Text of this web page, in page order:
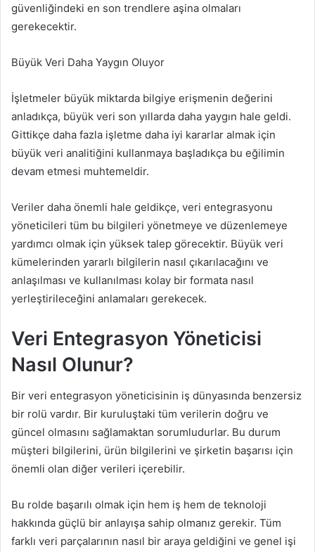
güvenliğindeki en son trendlere aşina olmaları
gerekecektir.
Büyük Veri Daha Yaygın Oluyor
İşletmeler büyük miktarda bilgiye erişmenin değerini
anladıkça, büyük veri son yıllarda daha yaygın hale geldi.
Gittikçe daha fazla işletme daha iyi kararlar almak için
büyük veri analitiğini kullanmaya başladıkça bu eğilimin
devam etmesi muhtemeldir.
Veriler daha önemli hale geldikçe, veri entegrasyonu
yöneticileri tüm bu bilgileri yönetmeye ve düzenlemeye
yardımcı olmak için yüksek talep görecektir. Büyük veri
kümelerinden yararlı bilgilerin nasıl çıkarılacağını ve
anlaşılması ve kullanılması kolay bir formata nasıl
yerleştirileceğini anlamaları gerekecek.
Veri Entegrasyon Yöneticisi
Nasıl Olunur?
Bir veri entegrasyon yöneticisinin iş dünyasında benzersiz
bir rolü vardır. Bir kuruluştaki tüm verilerin doğru ve
güncel olmasını sağlamaktan sorumludurlar. Bu durum
müşteri bilgilerini, ürün bilgilerini ve şirketin başarısı için
önemli olan diğer verileri içerebilir.
Bu rolde başarılı olmak için hem iş hem de teknoloji
hakkında güçlü bir anlayışa sahip olmanız gerekir. Tüm
farklı veri parçalarının nasıl bir araya geldiğini ve genel işi